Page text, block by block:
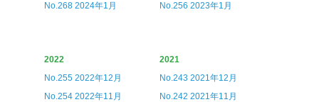
No.268 2024年1月
No.256 2023年1月
2022
No.255 2022年12月
No.254 2022年11月
2021
No.243 2021年12月
No.242 2021年11月